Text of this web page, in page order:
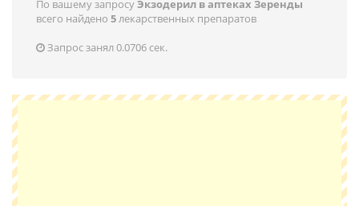
По вашему запросуЭкзодерил в аптеках Зеренды
всего найдено 5лекарственных препаратов
Запрос занял 0.0706 сек.